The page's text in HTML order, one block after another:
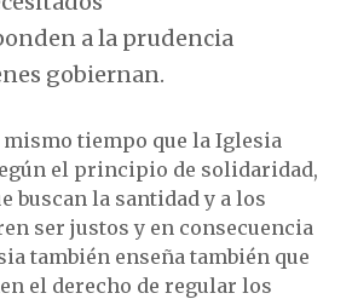
a la prudencia
gobiernan.
tiempo que la Iglesia
el principio de solidaridad,
buscan la santidad y a los
ser justos y en consecuencia
también enseña también que
el derecho de regular los